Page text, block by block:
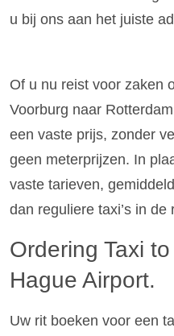
u bij ons aan het juiste
Of u nu reist voor zaken
Voorburg naar
een vaste prijs, zonder
geen meterprijzen. In
vaste tarieven,
dan reguliere taxi’s in de
Ordering Taxi
Hague Airport.
Uw rit boeken voor een